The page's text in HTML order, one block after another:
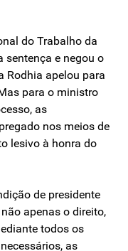
do Trabalho da
sentença e negou o
Rodhia apelou para
para o ministro
as
nos meios de
lesivo à honra do
de presidente
apenas o direito,
todos os
as